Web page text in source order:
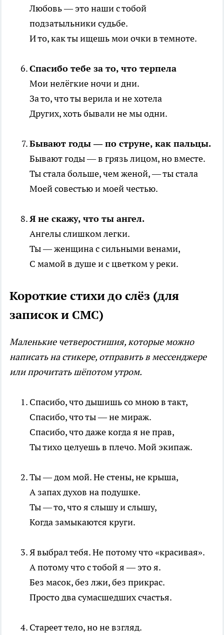
Любовь — это наши с тобой
подзатыльники судьбе.
И то, как ты ищешь мои очки в темноте.
Спасибо тебе за то, что терпела
Мои нелёгкие ночи и дни.
За то, что ты верила и не хотела
Других, хоть бывали не мы одни.
Бывают годы — по струне, как пальцы.
Бывают годы — в грязь лицом, но вместе.
Ты стала больше, чем женой, — ты стала
Моей совестью и моей честью.
Я не скажу, что ты ангел.
Ангелы слишком легки.
Ты — женщина с сильными венами,
С мамой в душе и с цветком у реки.
Короткие стихи до слёз (для
записок и СМС)
Маленькие четверостишия, которые можно
написать на стикере, отправить в мессенджере
или прочитать шёпотом утром.
Спасибо, что дышишь со мною в такт,
Спасибо, что ты — не мираж.
Спасибо, что даже когда я не прав,
Ты тихо целуешь в плечо. Мой экипаж.
Ты — дом мой. Не стены, не крыша,
А запах духов на подушке.
Ты — то, что я слышу и слышу,
Когда замыкаются круги.
Я выбрал тебя. Не потому что «красивая».
А потому что с тобой я — это я.
Без масок, без лжи, без прикрас.
Просто два сумасшедших счастья.
Стареет тело, но не взгляд.